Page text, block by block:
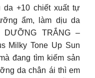
da +10 chiết xuất tự
ẩm, làm dịu da
DƯỠNG TRẮNG –
Milky Tone Up Sun
đang tìm kiếm sản
da chân ái thì em